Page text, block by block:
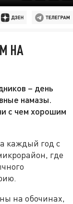
НА
– день
намазы.
с чем хорошим
каждый год с
где
на обочинах,